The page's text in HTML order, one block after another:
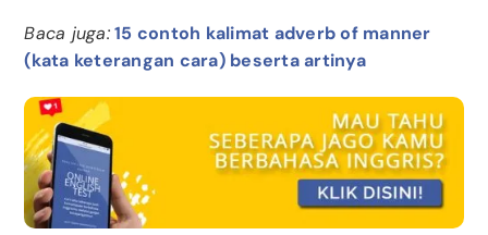
Baca juga: 15 contoh kalimat adverb of manner
(kata keterangan cara) beserta artinya